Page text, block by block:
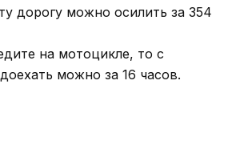
дорогу можно осилить за 354
на мотоцикле, то с
можно за 16 часов.